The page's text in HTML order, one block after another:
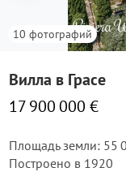
10 фотографий
Вилла в Грасе
17 900 000 €
Площадь земли: 55
Построено в 1920